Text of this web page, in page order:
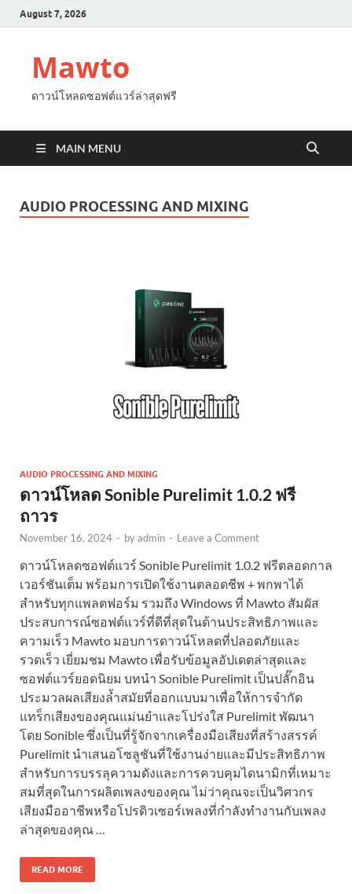
August 7, 2026
Mawto
ดาวน์โหลดซอฟต์แวร์ล่าสุดฟรี
MAIN MENU
AUDIO PROCESSING AND MIXING
AUDIO PROCESSING AND MIXING
ดาวน์โหลด Sonible Purelimit 1.0.2 ฟรี
ถาวร
November 16, 2024 - byadmin - Leave a Comment
ดาวน์โหลดซอฟต์แวร์ Sonible Purelimit 1.0.2 ฟรีตลอดกาล
เวอร์ชันเต็ม พร้อมการเปิดใช้งานตลอดชีพ + พกพาได้
สำหรับทุกแพลตฟอร์ม รวมถึง Windows ที่ Mawto สัมผัส
ประสบการณ์ซอฟต์แวร์ที่ดีที่สุดในด้านประสิทธิภาพและ
ความเร็ว Mawto มอบการดาวน์โหลดที่ปลอดภัยและ
รวดเร็ว เยี่ยมชม Mawto เพื่อรับข้อมูลอัปเดตล่าสุดและ
ซอฟต์แวร์ยอดนิยม บทนำ Sonible Purelimit เป็นปลั๊กอิน
ประมวลผลเสียงล้ำสมัยที่ออกแบบมาเพื่อให้การจำกัด
แทร็กเสียงของคุณแม่นยำและโปร่งใส Purelimit พัฒนา
โดย Sonible ซึ่งเป็นที่รู้จักจากเครื่องมือเสียงที่สร้างสรรค์
Purelimit นำเสนอโซลูชันที่ใช้งานง่ายและมีประสิทธิภาพ
สำหรับการบรรลุความดังและการควบคุมไดนามิกที่เหมาะ
สมที่สุดในการผลิตเพลงของคุณ ไม่ว่าคุณจะเป็นวิศวกร
เสียงมืออาชีพหรือโปรดิวเซอร์เพลงที่กำลังทำงานกับเพลง
ล่าสุดของคุณ …
READ MORE